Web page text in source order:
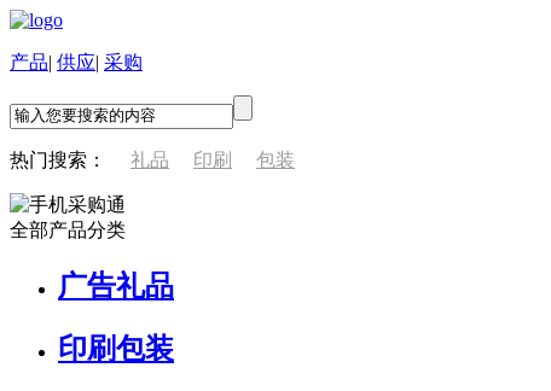
产品| 供应| 采购
热门搜索： 礼品 印刷 包装
全部产品分类
广告礼品
印刷包装